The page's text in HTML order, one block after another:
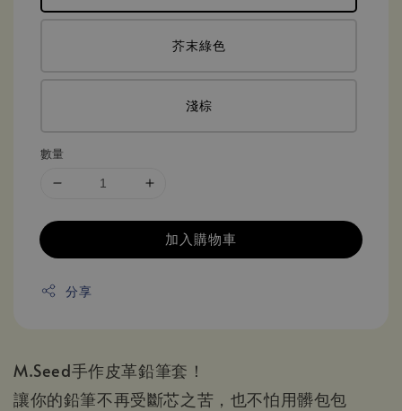
芥末綠色
淺棕
數量
加入購物車
分享
M.Seed手作皮革鉛筆套！
讓你的鉛筆不再受斷芯之苦，也不怕用髒包包